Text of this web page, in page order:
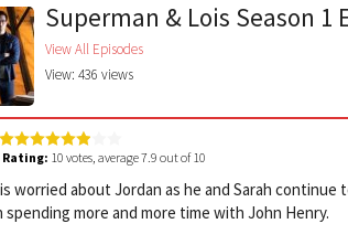
Superman & Lois Season 1
View All Episodes
View: 436 views
Rating: 10 votes, average7.9 out of 10
worried about Jordan as he and Sarah continue
spending more and more time with John Henry.